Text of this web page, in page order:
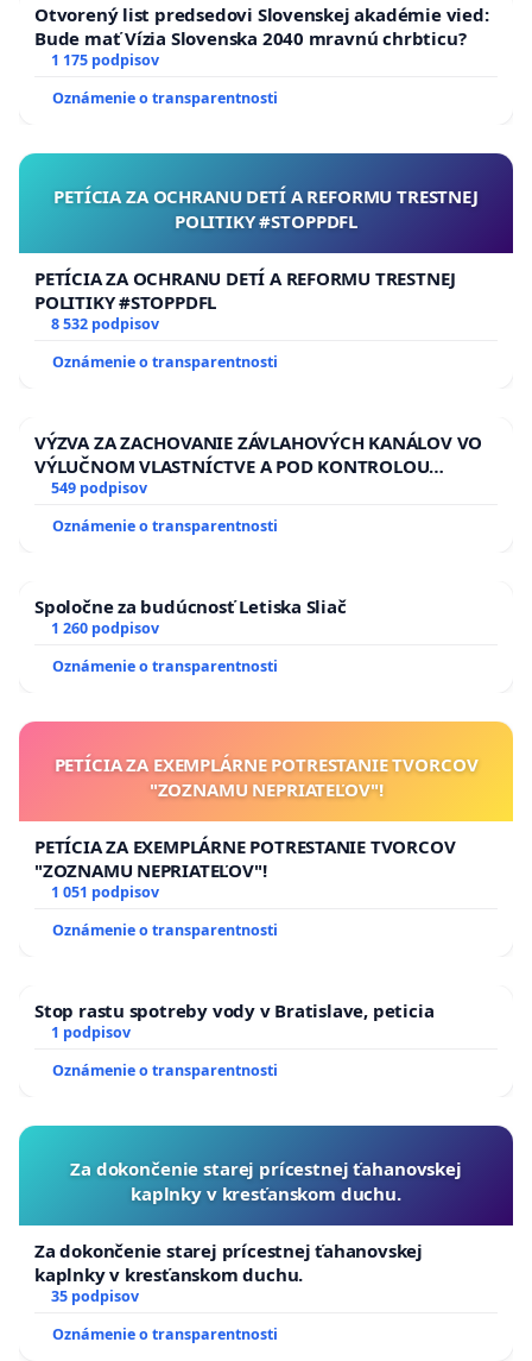
Otvorený list predsedovi Slovenskej akadémie vied:
Bude mať Vízia Slovenska 2040 mravnú chrbticu?
1 175 podpisov
Oznámenie o transparentnosti
PETÍCIA ZA OCHRANU DETÍ A REFORMU TRESTNEJ
POLITIKY #STOPPDFL
PETÍCIA ZA OCHRANU DETÍ A REFORMU TRESTNEJ
POLITIKY #STOPPDFL
8 532 podpisov
Oznámenie o transparentnosti
VÝZVA ZA ZACHOVANIE ZÁVLAHOVÝCH KANÁLOV VO
VÝLUČNOM VLASTNÍCTVE A POD KONTROLOU
SLOVENSKEJ REPUBLIKY & žiadosť na riešenie
kanálov na Slovensku
549 podpisov
Oznámenie o transparentnosti
Spoločne za budúcnosť Letiska Sliač
1 260 podpisov
Oznámenie o transparentnosti
PETÍCIA ZA EXEMPLÁRNE POTRESTANIE TVORCOV
"ZOZNAMU NEPRIATEĽOV"!
PETÍCIA ZA EXEMPLÁRNE POTRESTANIE TVORCOV
"ZOZNAMU NEPRIATEĽOV"!
1 051 podpisov
Oznámenie o transparentnosti
Stop rastu spotreby vody v Bratislave, peticia
1 podpisov
Oznámenie o transparentnosti
Za dokončenie starej prícestnej ťahanovskej
kaplnky v kresťanskom duchu.
Za dokončenie starej prícestnej ťahanovskej
kaplnky v kresťanskom duchu.
35 podpisov
Oznámenie o transparentnosti